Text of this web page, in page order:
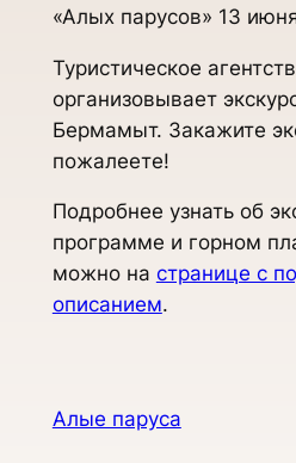
«Алых парусов» 13
Туристическое
организовывает
Бермамыт. Закажите
пожалеете!
Подробнее узнать об
программе и горном
можно на странице с
описанием.
Алые паруса